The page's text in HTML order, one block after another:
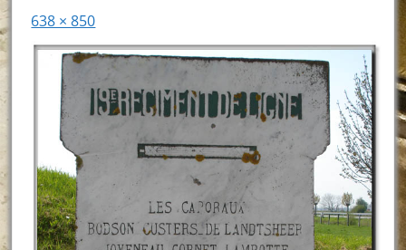
638 × 850